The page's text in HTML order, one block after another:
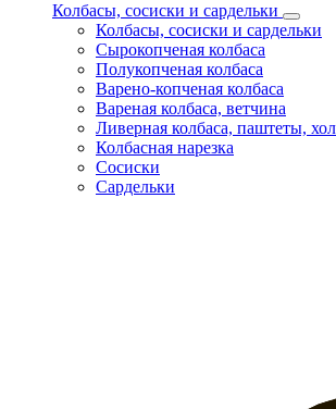
Колбасы, сосиски и сардельки
Колбасы, сосиски и сардельки
Сырокопченая колбаса
Полукопченая колбаса
Варено-копченая колбаса
Вареная колбаса, ветчина
Ливерная колбаса, паштеты,
Колбасная нарезка
Сосиски
Сардельки